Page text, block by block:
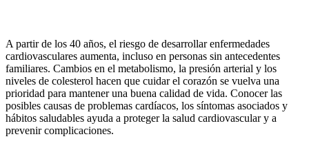
A partir de los 40 años, el riesgo de desarrollar enfermedades
cardiovasculares aumenta, incluso en personas sin antecedentes
familiares. Cambios en el metabolismo, la presión arterial y los
niveles de colesterol hacen que cuidar el corazón se vuelva una
prioridad para mantener una buena calidad de vida. Conocer las
posibles causas de problemas cardíacos, los síntomas asociados y
hábitos saludables ayuda a proteger la salud cardiovascular y a
prevenir complicaciones.